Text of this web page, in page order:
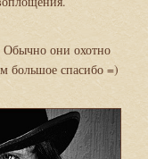
Обычно они охотно
большое спасибо =)